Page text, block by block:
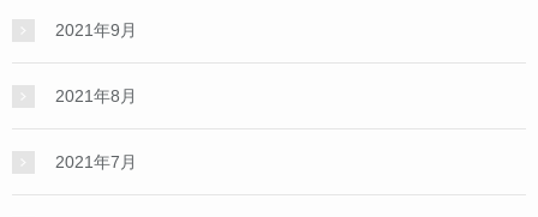
2021年9月
2021年8月
2021年7月